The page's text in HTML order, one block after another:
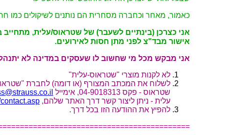
כאמור, מאחר וכחברה מסחרית הם נותנים לשיקולים כמו
אני כצרכן (בינתיים לשעבר) של שטראוס/עלית,
אישור מבד"צ לפני מתן חסות לאירועים.
אני מבקש מכל מי שחשוב לו שעסקים במדינה לא
לא לקנות מוצרי "שטראוס-עלית"
לשלוח את המכתב המצורף (או דומה) לחברת
שטראוס - פקס 04-9018313, אימייל
עלית - ניתן ליצור קשר דרך האתר שלהם,
להפיץ את ההודעה הזו בכל דרך.